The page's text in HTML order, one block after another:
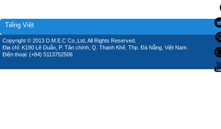
Tiếng Việt
Copyright © 2013 D.M.E.C Co.,Ltd, All Rights Reserved.
Địa chỉ: K190 Lê Duẩn, P. Tân chính, Q. Thanh Khê, Thp. Đà Nẵng, Việt Nam.
Điện thoại: (+84) 5113752506